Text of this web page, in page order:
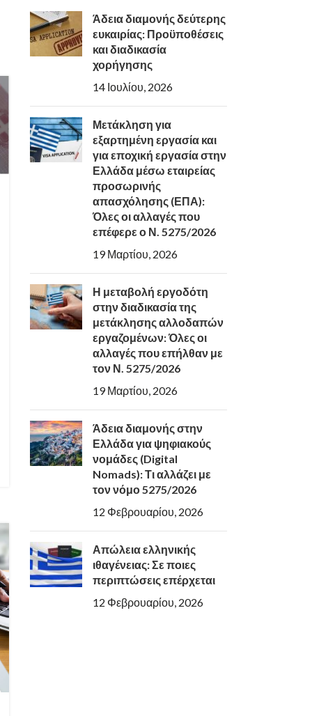
Άδεια διαμονής δεύτερης
ευκαιρίας: Προϋποθέσεις
και διαδικασία
χορήγησης
14 Ιουλίου, 2026
Μετάκληση για
εξαρτημένη εργασία και
για εποχική εργασία στην
Ελλάδα μέσω εταιρείας
προσωρινής
απασχόλησης (ΕΠΑ):
Όλες οι αλλαγές που
επέφερε ο Ν. 5275/2026
19 Μαρτίου, 2026
Η μεταβολή εργοδότη
στην διαδικασία της
μετάκλησης αλλοδαπών
εργαζομένων: Όλες οι
αλλαγές που επήλθαν με
τον Ν. 5275/2026
19 Μαρτίου, 2026
Άδεια διαμονής στην
Ελλάδα για ψηφιακούς
νομάδες (Digital
Nomads): Τι αλλάζει με
τον νόμο 5275/2026
12 Φεβρουαρίου, 2026
Απώλεια ελληνικής
ιθαγένειας: Σε ποιες
περιπτώσεις επέρχεται
12 Φεβρουαρίου, 2026